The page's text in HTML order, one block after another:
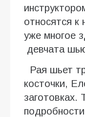
относятся
уже многое
девчата
Рая шьет
косточки,
заготовках.